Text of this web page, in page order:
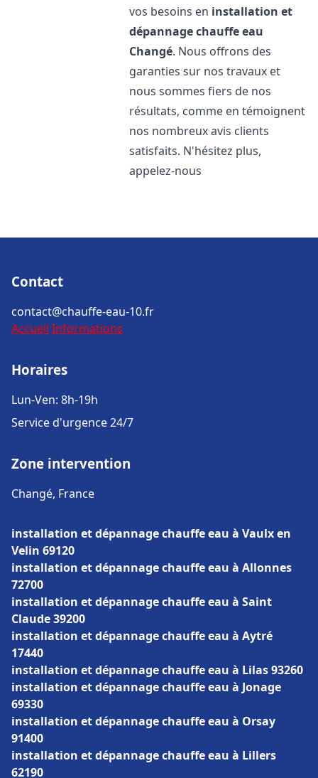
vos besoins en installation et
dépannage chauffe eau
Changé. Nous offrons des
garanties sur nos travaux et
nous sommes fiers de nos
résultats, comme en témoignent
nos nombreux avis clients
satisfaits. N'hésitez plus,
appelez-nous
Contact
contact@chauffe-eau-10.fr
Accueil Informations
Horaires
Lun-Ven: 8h-19h
Service d'urgence 24/7
Zone intervention
Changé, France
installation et dépannage chauffe eau à Vaulx en
Velin 69120
installation et dépannage chauffe eau à Allonnes
72700
installation et dépannage chauffe eau à Saint
Claude 39200
installation et dépannage chauffe eau à Aytré
17440
installation et dépannage chauffe eau à Lilas 93260
installation et dépannage chauffe eau à Jonage
69330
installation et dépannage chauffe eau à Orsay
91400
installation et dépannage chauffe eau à Lillers
62190